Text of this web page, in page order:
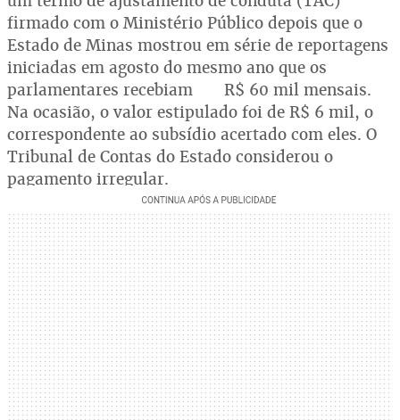
firmado com o Ministério Público depois que o
Estado de Minas mostrou em série de reportagens
iniciadas em agosto do mesmo ano que os
parlamentares recebiam R$ 60 mil mensais.
Na ocasião, o valor estipulado foi de R$ 6 mil, o
correspondente ao subsídio acertado com eles. O
Tribunal de Contas do Estado considerou o
pagamento irregular.